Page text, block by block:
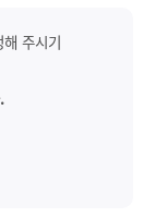
주시기